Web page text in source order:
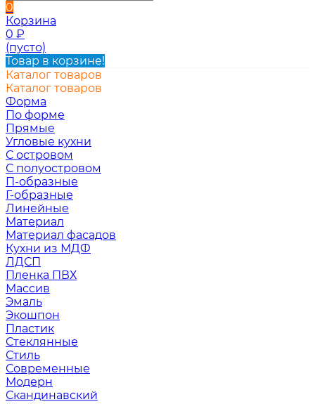
0
Корзина
0 ₽
(пусто)
Товар в корзине!
Каталог товаров
Каталог товаров
Форма
По форме
Прямые
Угловые кухни
С островом
С полуостровом
П-образные
Г-образные
Линейные
Материал
Материал фасадов
Кухни из МДФ
ЛДСП
Пленка ПВХ
Массив
Эмаль
Экошпон
Пластик
Стеклянные
Стиль
Современные
Модерн
Скандинавский